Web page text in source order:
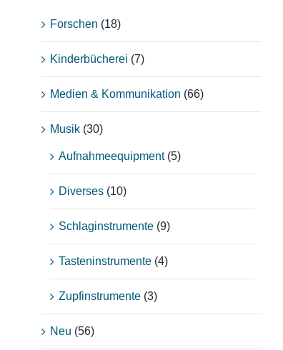
Forschen (18)
Kinderbücherei (7)
Medien & Kommunikation (66)
Musik (30)
Aufnahmeequipment (5)
Diverses (10)
Schlaginstrumente (9)
Tasteninstrumente (4)
Zupfinstrumente (3)
Neu (56)